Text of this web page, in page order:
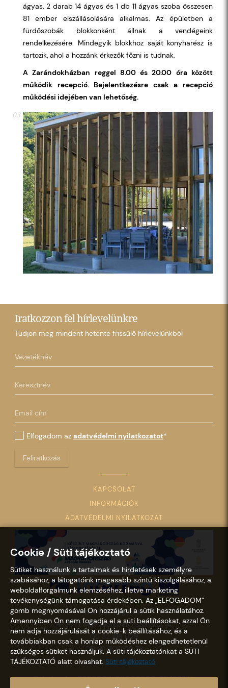
ágyas, 2 darab 14 ágyas és 1 db 11 ágyas szoba összesen
81 ember elszállásolására alkalmas. Az épületben a
fürdőszobák blokkonként állnak a vendégeink
rendelkezésére. Mindegyik blokkhoz saját konyharész is
tartozik, ahol a hozzánk érkezők főzni is tudnak.
A Zarándokházban reggel 8.00 és 20.00 óra között
működik recepció. Bejelentkezésre csak a recepció
működési idejében van lehetőség.
03
Iratkozzon fel hírlevelünkre
Tudjon meg mindent hetente frissülő hírlevelünkből
Elfogadom az adatvédelmi nyilatkozatot*
Feliratkozás
KAPCSOLAT
INFORMÁCIÓK
ADATVÉDELMI NYILATKOZAT
Nemzeti Kegyhely
H-3077, Mátraverebély-Szentkút 14.
06 32 418 029
06 20 400 58 78
info@szentkut.hu
Számlaszám: 11600006-00000000-30458365
Cookie / Süti tájékoztató
Sütiket használunk a tartalmak és hirdetések személyre
szabásához, a látogatóink magasabb szintű kiszolgálásához, a
weboldalforgalmunk elemzéséhez, illetve marketing
tevékenységünk támogatása érdekében. Az „ELFOGADOM”
gomb megnyomásával Ön hozzájárul a sütik használatához.
Amennyiben Ön nem fogadja el a süti beállításokat, azzal Ön
nem adja hozzájárulását a cookie-k beállításához, és a
továbbiakban csak a honlap működéshez elengedhetetlenül
szükséges sütiket használjuk. A süti tájékoztatónkat a SÜTI
TÁJÉKOZTATÓ alatt olvashat. Süti tájékoztató